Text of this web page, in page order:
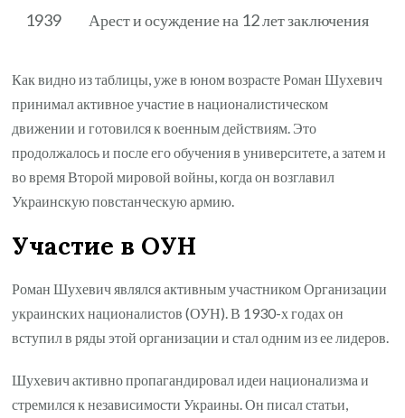
1939 Арест и осуждение на 12 лет заключения
Как видно из таблицы, уже в юном возрасте Роман Шухевич
принимал активное участие в националистическом
движении и готовился к военным действиям. Это
продолжалось и после его обучения в университете, а затем и
во время Второй мировой войны, когда он возглавил
Украинскую повстанческую армию.
Участие в ОУН
Роман Шухевич являлся активным участником Организации
украинских националистов (ОУН). В 1930-х годах он
вступил в ряды этой организации и стал одним из ее лидеров.
Шухевич активно пропагандировал идеи национализма и
стремился к независимости Украины. Он писал статьи,